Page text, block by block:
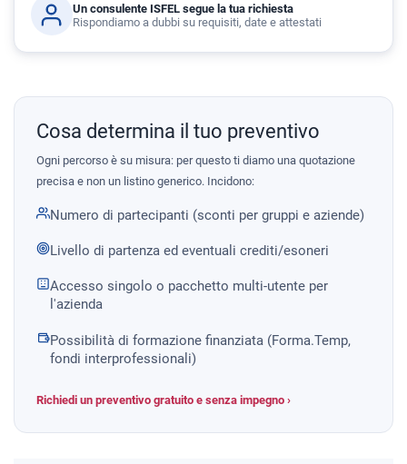
Un consulente ISFEL segue la tua richiesta
Rispondiamo a dubbi su requisiti, date e attestati
Cosa determina il tuo preventivo
Ogni percorso è su misura: per questo ti diamo una quotazione
precisa e non un listino generico. Incidono:
Numero di partecipanti (sconti per gruppi e aziende)
Livello di partenza ed eventuali crediti/esoneri
Accesso singolo o pacchetto multi-utente per
l'azienda
Possibilità di formazione finanziata (Forma.Temp,
fondi interprofessionali)
Richiedi un preventivo gratuito e senza impegno ›